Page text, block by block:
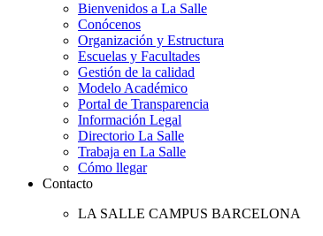
Bienvenidos a La Salle
Conócenos
Organización y Estructura
Escuelas y Facultades
Gestión de la calidad
Modelo Académico
Portal de Transparencia
Información Legal
Directorio La Salle
Trabaja en La Salle
Cómo llegar
Contacto
LA SALLE CAMPUS BARCELONA